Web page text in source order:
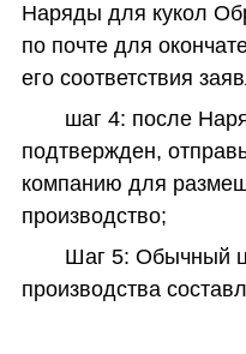
Наряды для кукол
по почте для
его соответствия
шаг 4: после
подтвержден,
компанию для
производство;
Шаг 5: Обычный
производства